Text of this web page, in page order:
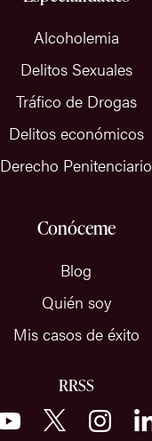
Alcoholemia
Delitos Sexuales
Tráfico de Drogas
Delitos económicos
Derecho Penitenciario
Conóceme
Blog
Quién soy
Mis casos de éxito
RRSS